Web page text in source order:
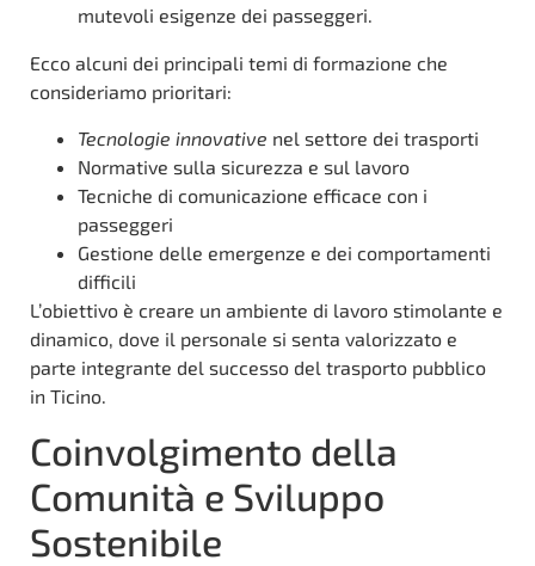
mutevoli esigenze dei passeggeri.
Ecco alcuni dei principali temi di formazione che
consideriamo prioritari:
Tecnologie innovative nel settore dei trasporti
Normative sulla sicurezza e sul lavoro
Tecniche di comunicazione efficace con i
passeggeri
Gestione delle emergenze e dei comportamenti
difficili
L’obiettivo è creare un ambiente di lavoro stimolante e
dinamico, dove il personale si senta valorizzato e
parte integrante del successo del trasporto pubblico
in Ticino.
Coinvolgimento della
Comunità e Sviluppo
Sostenibile